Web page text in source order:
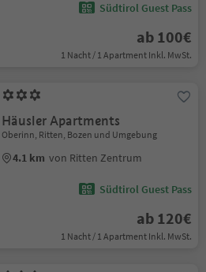
Südtirol Guest Pass
ab 100€
1 Nacht / 1 Apartment Inkl. MwSt.
Häusler Apartments
Oberinn, Ritten, Bozen und Umgebung
4.1 km von Ritten Zentrum
Südtirol Guest Pass
ab 120€
1 Nacht / 1 Apartment Inkl. MwSt.